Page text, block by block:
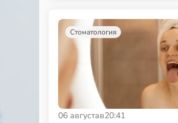
Стоматология
06 августав20:41